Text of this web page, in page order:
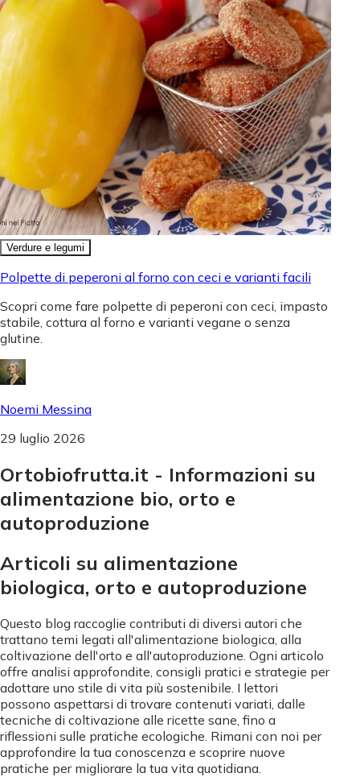
Verdure e legumi
Polpette di peperoni al forno con ceci e varianti facili
Scopri come fare polpette di peperoni con ceci, impasto
stabile, cottura al forno e varianti vegane o senza
glutine.
Noemi Messina
29 luglio 2026
Ortobiofrutta.it - Informazioni su
alimentazione bio, orto e
autoproduzione
Articoli su alimentazione
biologica, orto e autoproduzione
Questo blog raccoglie contributi di diversi autori che
trattano temi legati all'alimentazione biologica, alla
coltivazione dell'orto e all'autoproduzione. Ogni articolo
offre analisi approfondite, consigli pratici e strategie per
adottare uno stile di vita più sostenibile. I lettori
possono aspettarsi di trovare contenuti variati, dalle
tecniche di coltivazione alle ricette sane, fino a
riflessioni sulle pratiche ecologiche. Rimani con noi per
approfondire la tua conoscenza e scoprire nuove
pratiche per migliorare la tua vita quotidiana.